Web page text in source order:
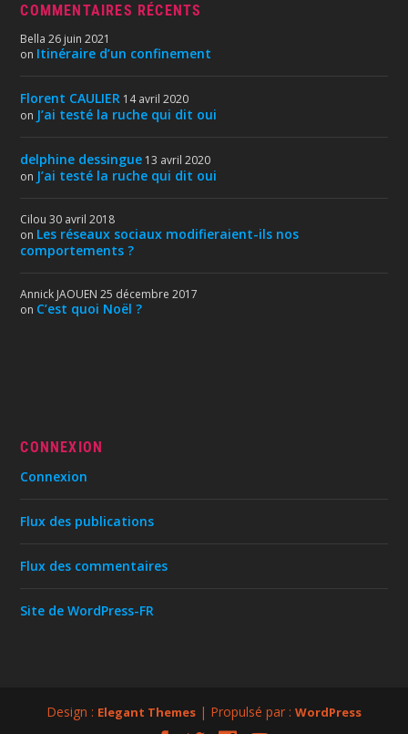
COMMENTAIRES RÉCENTS
Bella 26 juin 2021
on Itinéraire d’un confinement
Florent CAULIER 14 avril 2020
on J’ai testé la ruche qui dit oui
delphine dessingue 13 avril 2020
on J’ai testé la ruche qui dit oui
Cilou 30 avril 2018
on Les réseaux sociaux modifieraient-ils nos
comportements ?
Annick JAOUEN 25 décembre 2017
on C’est quoi Noël ?
CONNEXION
Connexion
Flux des publications
Flux des commentaires
Site de WordPress-FR
Design : Elegant Themes | Propulsé par : WordPress